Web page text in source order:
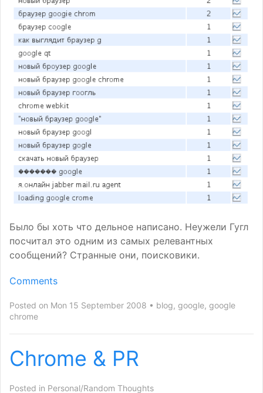
Было бы хоть что дельное написано. Неужели Гугл
посчитал это одним из самых релевантных
сообщений? Странные они, поисковики.
Comments
Posted on Mon 15 September 2008 blog, google, google
chrome
Chrome & PR
Posted in Personal/Random Thoughts